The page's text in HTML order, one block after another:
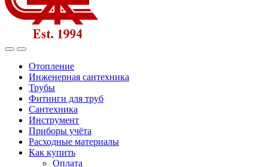
Отопление
Инженерная сантехника
Трубы
Фитинги для труб
Сантехника
Инструмент
Приборы учёта
Расходные материалы
Как купить
Оплата